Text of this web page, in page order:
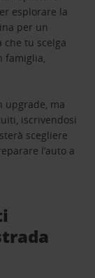
esplorare la
per un
che tu scelga
famiglia,
upgrade, ma
iscrivendosi
scegliere
l’auto a